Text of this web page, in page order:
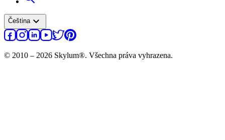
Češtinaexpand_more
© 2010 – 2026 Skylum®. Všechna práva vyhrazena.